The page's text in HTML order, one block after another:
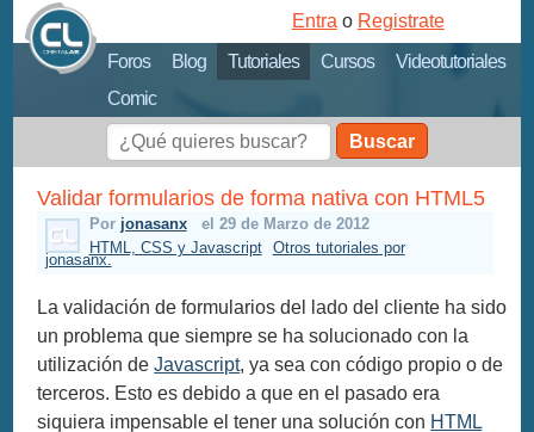
Foros Blog Tutoriales Cursos
Videotutoriales
Comic
Entra o Registrate
Buscar
Validar formularios de forma nativa con HTML5
Por jonasanx
el 29 de Marzo de 2012
HTML, CSS y Javascript
Otros tutoriales por
jonasanx.
La validación de formularios del lado del cliente ha sido
un problema que siempre se ha solucionado con la
utilización deJavascript, ya sea con código propio o de
terceros. Esto es debido a que en el pasado era
siquiera impensable el tener una solución con HTML